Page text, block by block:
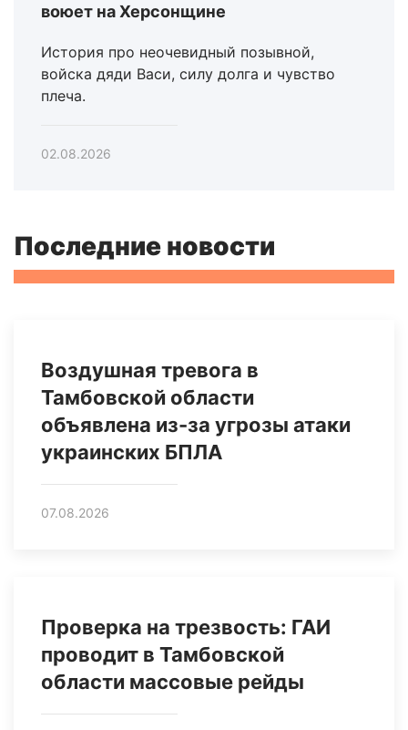
воюет на Херсонщине
История про неочевидный позывной,
войска дяди Васи, силу долга и чувство
плеча.
02.08.2026
Последние новости
Воздушная тревога в
Тамбовской области
объявлена из-за угрозы атаки
украинских БПЛА
07.08.2026
Проверка на трезвость: ГАИ
проводит в Тамбовской
области массовые рейды